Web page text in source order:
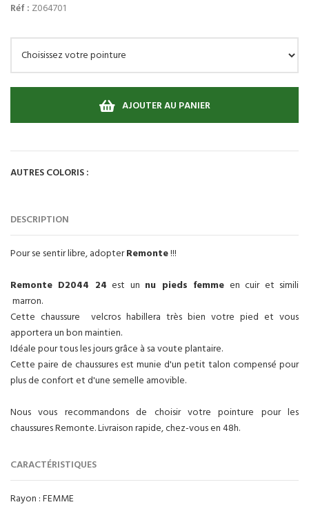
Réf : Z064701
AJOUTER AU PANIER
AUTRES COLORIS :
DESCRIPTION
Pour se sentir libre, adopterRemonte!!!
Remonte D2044 24 est un nu pieds femme en cuir et simili
marron.
Cette chaussure velcros habillera très bien votre pied et vous
apportera un bon maintien.
Idéale pour tous les jours grâce à sa voute plantaire.
Cette paire de chaussures est munie d'un petit talon compensé pour
plus de confort et d'une semelle amovible.
Nous vous recommandons de choisir votre pointure pour les
chaussures Remonte. Livraison rapide, chez-vous en 48h.
CARACTÉRISTIQUES
Rayon :FEMME